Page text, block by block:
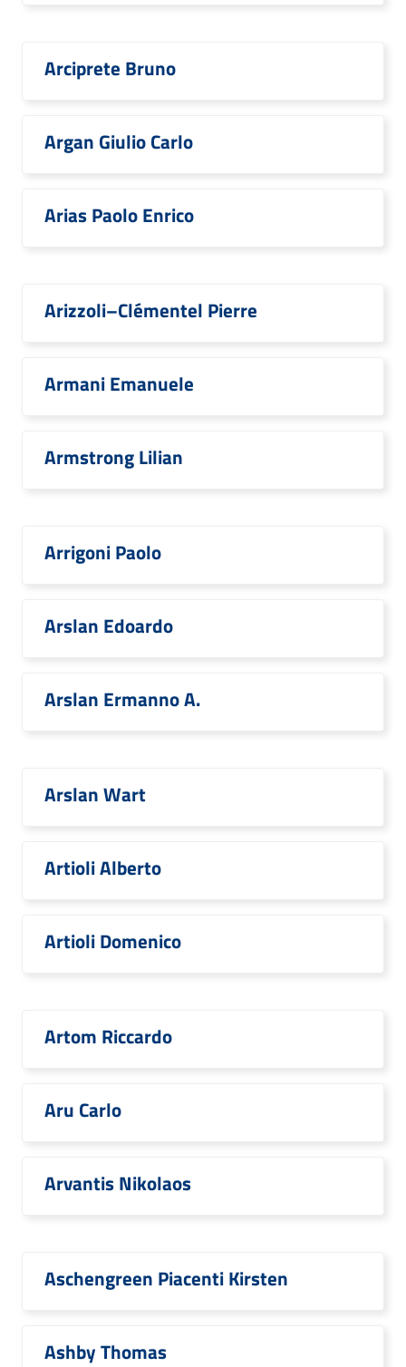
Arciprete Bruno
Argan Giulio Carlo
Arias Paolo Enrico
Arizzoli–Clémentel Pierre
Armani Emanuele
Armstrong Lilian
Arrigoni Paolo
Arslan Edoardo
Arslan Ermanno A.
Arslan Wart
Artioli Alberto
Artioli Domenico
Artom Riccardo
Aru Carlo
Arvantis Nikolaos
Aschengreen Piacenti Kirsten
Ashby Thomas